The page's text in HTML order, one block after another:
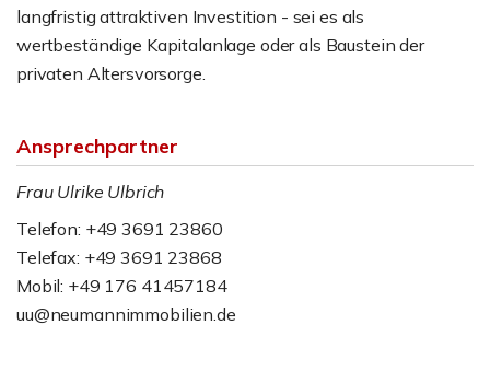
langfristig attraktiven Investition - sei es als
wertbeständige Kapitalanlage oder als Baustein der
privaten Altersvorsorge.
Ansprechpartner
Frau Ulrike Ulbrich
Telefon: +49 3691 23860
Telefax: +49 3691 23868
Mobil: +49 176 41457184
uu@neumannimmobilien.de